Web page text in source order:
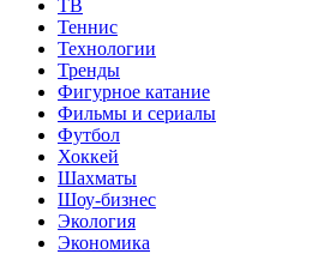
ТВ
Теннис
Технологии
Тренды
Фигурное катание
Фильмы и сериалы
Футбол
Хоккей
Шахматы
Шоу-бизнес
Экология
Экономика